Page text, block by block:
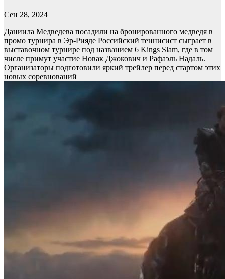
Сен 28, 2024
Даниила Медведева посадили на бронированного медведя в
промо турнира в Эр-Рияде Российский теннисист сыграет в
выставочном турнире под названием 6 Kings Slam, где в том
числе примут участие Новак Джокович и Рафаэль Надаль.
Организаторы подготовили яркий трейлер перед стартом этих
новых соревнований